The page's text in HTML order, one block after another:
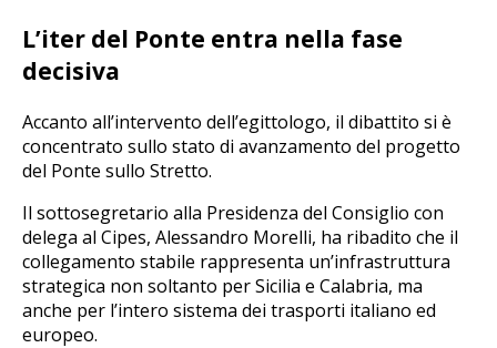
L’iter del Ponte entra nella fase
decisiva
Accanto all’intervento dell’egittologo, il dibattito si è
concentrato sullo stato di avanzamento del progetto
del Ponte sullo Stretto.
Il sottosegretario alla Presidenza del Consiglio con
delega al Cipes, Alessandro Morelli, ha ribadito che il
collegamento stabile rappresenta un’infrastruttura
strategica non soltanto per Sicilia e Calabria, ma
anche per l’intero sistema dei trasporti italiano ed
europeo.